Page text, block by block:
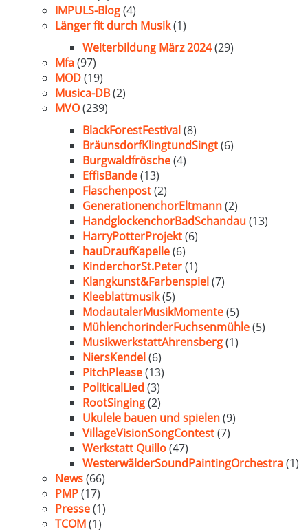
IMPULS-Blog(4)
Länger fit durch Musik(1)
Weiterbildung März 2024(29)
Mfa(97)
MOD(19)
Musica-DB(2)
MVO(239)
BlackForestFestival(8)
BräunsdorfKlingtundSingt(6)
Burgwaldfrösche(4)
EffisBande(13)
Flaschenpost(2)
GenerationenchorEltmann(2)
HandglockenchorBadSchandau(13)
HarryPotterProjekt(6)
hauDraufKapelle(6)
KinderchorSt.Peter(1)
Klangkunst&Farbenspiel(7)
Kleeblattmusik(5)
ModautalerMusikMomente(5)
MühlenchorinderFuchsenmühle(5)
MusikwerkstattAhrensberg(1)
NiersKendel(6)
PitchPlease(13)
PoliticalLied (3)
RootSinging(2)
Ukulele bauen und spielen(9)
VillageVisionSongContest(7)
Werkstatt Quillo(47)
WesterwälderSoundPaintingOrchestra(1)
News(66)
PMP(17)
Presse(1)
TCOM(1)